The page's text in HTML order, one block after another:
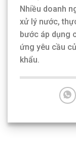
Nhiều doanh
xử lý nước,
bước áp dụng
ứng yêu cầu
khẩu.